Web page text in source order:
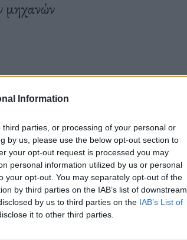
Information
parties, or processing of your personal or
by us, please use the below opt-out section to
your opt-out request is processed you may
personal information utilized by us or personal
your opt-out. You may separately opt-out of the
by third parties on the IAB’s list of downstream
by us to third parties on the IAB’s List of
it to other third parties.
μηχανών